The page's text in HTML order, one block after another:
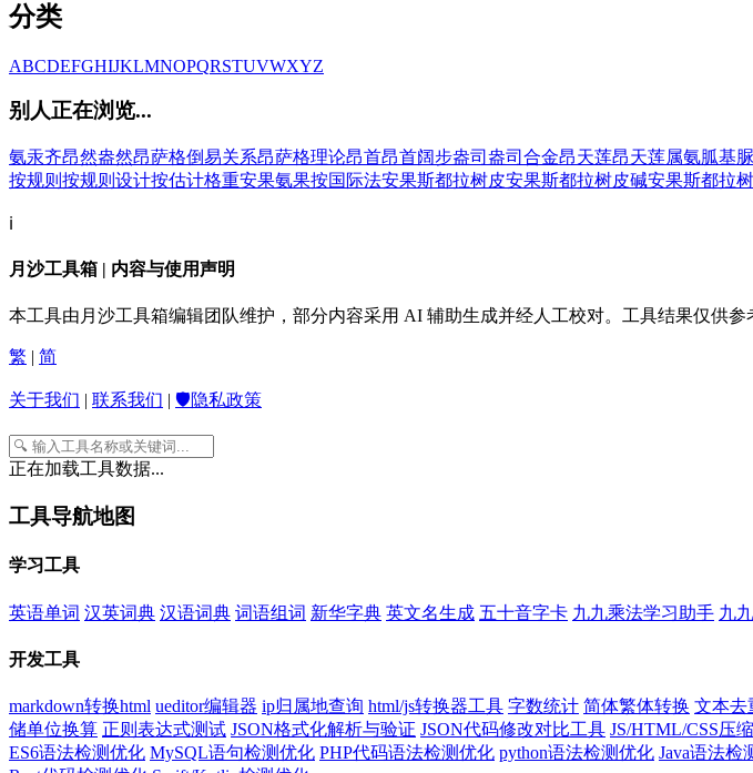
分类
ABCDEFGHIJKLMNOPQRSTUVWXYZ
别人正在浏览...
氨汞齐昂然盎然昂萨格倒易关系昂萨格理论昂首昂首阔步盎司 盎司合金昂天莲昂天莲属氨胍基脲
按规则 按规则设计按估计格重安果氨果按国际法安果斯都拉树皮安果斯都拉树皮碱安果斯都拉
ℹ️
月沙工具箱 | 内容与使用声明
本工具由月沙工具箱编辑团队维护，部分内容采用 AI 辅助生成并经人工校对。工具结果仅供参
繁 简
关于我们 联系我们 🛡️隐私政策
正在加载工具数据...
工具导航地图
学习工具
英语单词 汉英词典 汉语词典 词语组词 新华字典 英文名生成 五十音字卡 九九乘法学习助手 九
开发工具
markdown转换html ueditor编辑器 ip归属地查询 html/js转换器工具 字数统计 简体繁体转换 文本去
储单位换算 正则表达式测试 JSON格式化解析与验证 JSON代码修改对比工具 JS/HTML/CSS压
ES6语法检测优化 MySQL语句检测优化 PHP代码语法检测优化 python语法检测优化 Java语法检